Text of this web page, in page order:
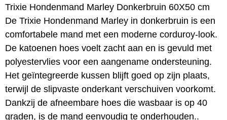
Trixie Hondenmand Marley Donkerbruin 60X50 cm
De Trixie Hondenmand Marley in donkerbruin is een
comfortabele mand met een moderne corduroy-look.
De katoenen hoes voelt zacht aan en is gevuld met
polyestervlies voor een aangename ondersteuning.
Het geïntegreerde kussen blijft goed op zijn plaats,
terwijl de slipvaste onderkant verschuiven voorkomt.
Dankzij de afneembare hoes die wasbaar is op 40
graden, is de mand eenvoudig te onderhouden..